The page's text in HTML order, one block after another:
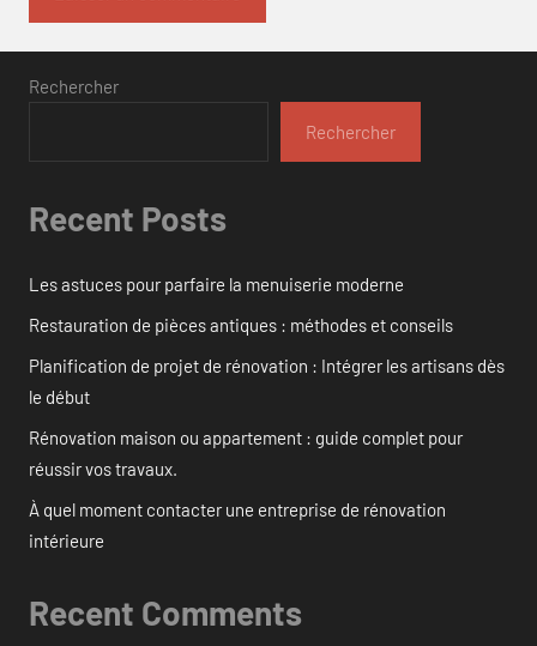
Rechercher
Rechercher
Recent Posts
Les astuces pour parfaire la menuiserie moderne
Restauration de pièces antiques : méthodes et conseils
Planification de projet de rénovation : Intégrer les artisans dès
le début
Rénovation maison ou appartement : guide complet pour
réussir vos travaux.
À quel moment contacter une entreprise de rénovation
intérieure
Recent Comments